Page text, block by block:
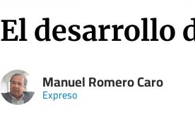
El desarrollo
Manuel Romero Caro
Expreso